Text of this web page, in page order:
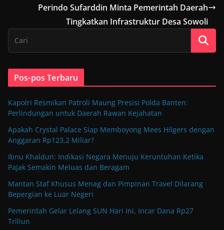
Perindo Sufarddin Minta Pemerintah Daerah
Tingkatkan Infrastruktur Desa Sowoli
Pos-pos Terbaru
Kapolri Resmikan Patroli Maung Presisi Polda Banten:
Perlindungan untuk Daerah Rawan Kejahatan
Apakah Crystal Palace Siap Memboyong Mees Hilgers dengan
Anggaran Rp123,2 Miliar?
Ibnu Khaldun: Indikasi Negara Menuju Keruntuhan Ketika
Pajak Semakin Meluas dan Beragam
Mantan Staf Khusus Menag dan Pimpinan Travel Dilarang
Bepergian ke Luar Negeri
Pemerintah Gelar Lelang SUN Hari Ini, Incar Dana Rp27
Triliun